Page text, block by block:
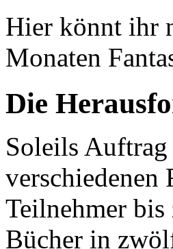
Hier könnt ihr
Monaten
Die
Soleils
verschiedenen
Teilnehmer
Bücher in